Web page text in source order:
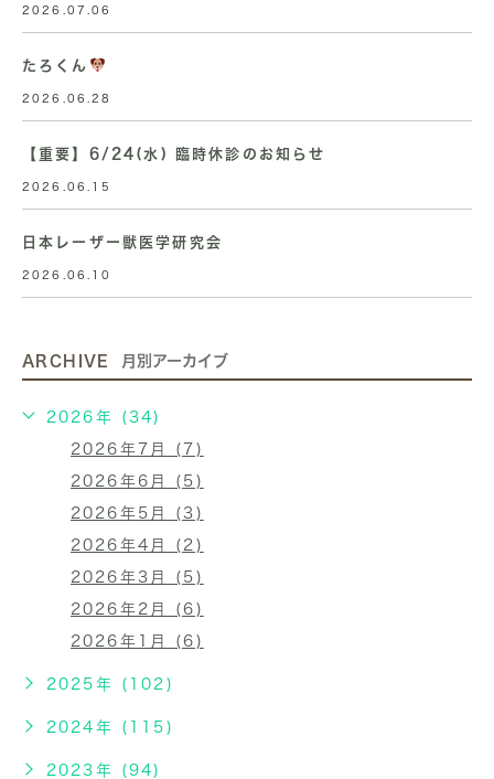
2026.07.06
たろくん
2026.06.28
【重要】6/24(水) 臨時休診のお知らせ
2026.06.15
日本レーザー獣医学研究会
2026.06.10
ARCHIVE 月別アーカイブ
2026年 (34)
2026年7月 (7)
2026年6月 (5)
2026年5月 (3)
2026年4月 (2)
2026年3月 (5)
2026年2月 (6)
2026年1月 (6)
2025年 (102)
2024年 (115)
2023年 (94)